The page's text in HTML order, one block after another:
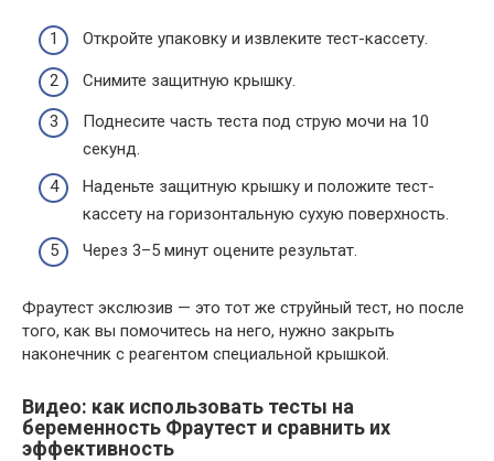
Откройте упаковку и извлеките тест-кассету.
Снимите защитную крышку.
Поднесите часть теста под струю мочи на 10
секунд.
Наденьте защитную крышку и положите тест-
кассету на горизонтальную сухую поверхность.
Через 3–5 минут оцените результат.
Фраутест экслюзив — это тот же струйный тест, но после
того, как вы помочитесь на него, нужно закрыть
наконечник с реагентом специальной крышкой.
Видео: как использовать тесты на
беременность Фраутест и сравнить их
эффективность